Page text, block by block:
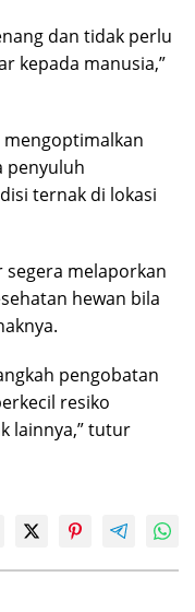
dan tidak perlu
kepada manusia,”
mengoptimalkan
penyuluh
ternak di lokasi
melaporkan
hewan bila
pengobatan
resiko
lainnya,” tutur